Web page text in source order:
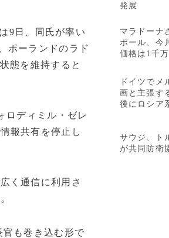
9日、同氏が率い
ポーランドのラド
態を維持すると
ロディミル・ゼレ
報共有を停止し
く通信に利用さ
も巻き込む形で
発展
マラドーナ
ボール、今
価格は1千
ドイツでメ
画と主張す
後にロシア
サウジ、ト
が共同防衛